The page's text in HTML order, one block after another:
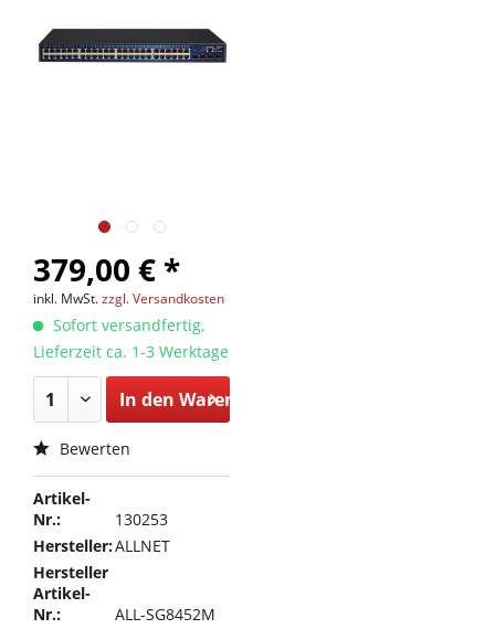
379,00 € *
inkl. MwSt.zzgl. Versandkosten
Sofort versandfertig,
Lieferzeit ca. 1-3 Werktage
In den Warenkorb
Bewerten
Artikel-
Nr.:
130253
Hersteller:ALLNET
Hersteller
Artikel-
Nr.:
ALL-SG8452M